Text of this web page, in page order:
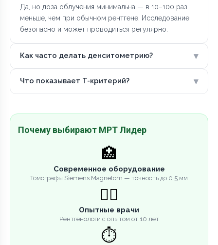
Да, но доза облучения минимальна — в 10–100 раз
меньше, чем при обычном рентгене. Исследование
безопасно и может проводиться регулярно.
Как часто делать денситометрию? ▾
Что показывает T-критерий? ▾
Почему выбирают МРТ Лидер
🏥
Современное оборудование
Томографы Siemens Magnetom — точность до 0.5 мм
👨‍⚕️
Опытные врачи
Рентгенологи с опытом от 10 лет
⏱️